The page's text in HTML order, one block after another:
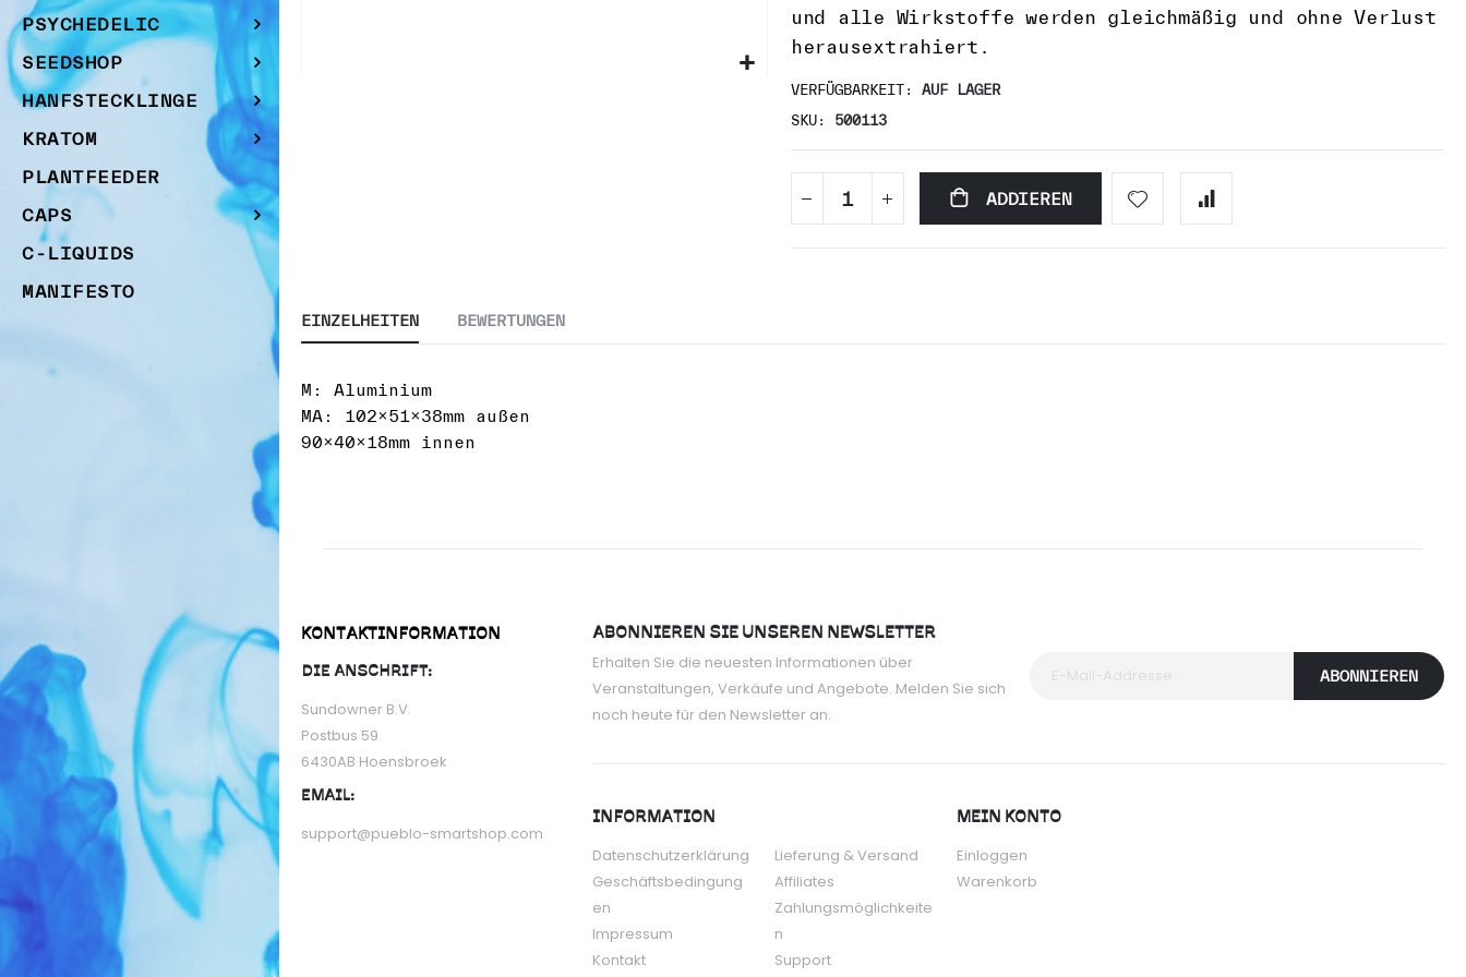
PSYCHEDELIC
SEEDSHOP
HANFSTECKLINGE
KRATOM
PLANTFEEDER
CAPS
C-LIQUIDS
MANIFESTO
und alle Wirkstoffe werden gleichmäßig und ohne Verlust
herausextrahiert.
VERFÜGBARKEIT:
AUF LAGER
SKU
500113
ADDIEREN
EINZELHEITEN
M: Aluminium
MA: 102x51x38mm außen
90x40x18mm innen
BEWERTUNGEN
KONTAKTINFORMATION
DIE ANSCHRIFT:
Sundowner B.V.
Postbus 59
6430AB Hoensbroek
EMAIL:
support@pueblo-smartshop.com
ABONNIEREN SIE UNSEREN NEWSLETTER
Erhalten Sie die neuesten Informationen über
Veranstaltungen, Verkäufe und Angebote. Melden Sie sich
noch heute für den Newsletter an.
ABONNIEREN
INFORMATION
Datenschutzerklärung
Geschäftsbedingung
en
Impressum
Kontakt
Lieferung & Versand
Affiliates
Zahlungsmöglichkeite
n
Support
MEIN KONTO
Einloggen
Warenkorb